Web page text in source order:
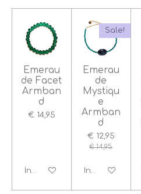
Emerau
de Facet
Armban
d
€ 14,95
In winkelwagen
Sale!
Emerau
de
Mystiqu
e
Armban
d
€ 12,95
€ 14,95
In winkelwagen